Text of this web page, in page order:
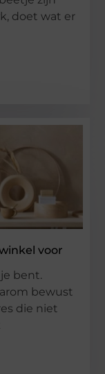
doet wat er
voor
bent.
bewust
die niet